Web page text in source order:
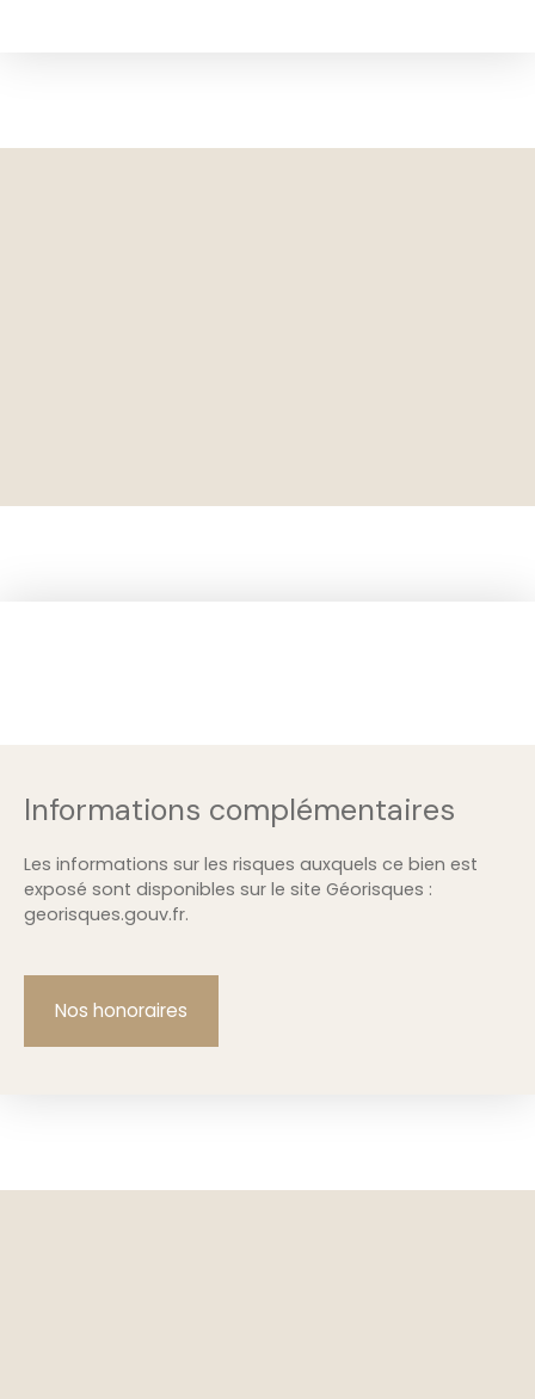
Informations complémentaires
Les informations sur les risques auxquels ce bien est
exposé sont disponibles sur le site Géorisques :
georisques.gouv.fr.
Nos honoraires